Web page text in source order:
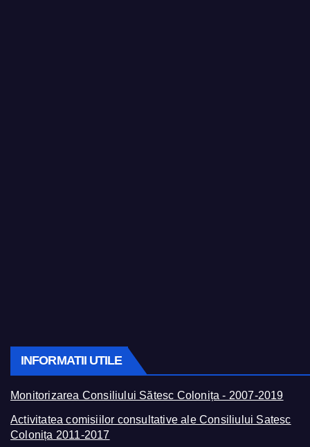
INFORMATII UTILE
Monitorizarea Consiliului Sătesc Colonița - 2007-2019
Activitatea comisiilor consultative ale Consiliului Satesc
Colonița 2011-2017